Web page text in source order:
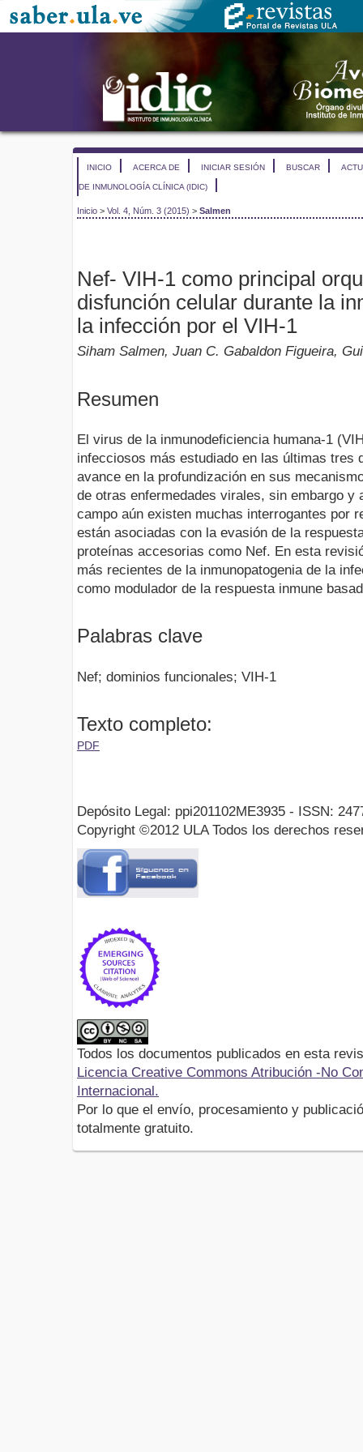
INICIO ACERCA DE INICIAR SESIÓN BUSCAR
DE INMUNOLOGÍA CLÍNICA (IDIC)
Inicio > Vol. 4, Núm. 3 (2015) > Salmen
Nef- VIH-1 como principal
disfunción celular durante la
la infección por el VIH-1
Siham Salmen, Juan C. Gabaldon Figueira,
Resumen
El virus de la inmunodeficiencia humana-1
infecciosos más estudiado en las últimas tres
avance en la profundización en sus
de otras enfermedades virales, sin embargo y
campo aún existen muchas interrogantes por
están asociadas con la evasión de la
proteínas accesorias como Nef. En esta
más recientes de la inmunopatogenia de la
como modulador de la respuesta inmune
Palabras clave
Nef; dominios funcionales; VIH-1
Texto completo:
PDF
Depósito Legal: ppi201102ME3935 - ISSN:
Copyright ©2012 ULA Todos los derechos
Todos los documentos publicados en esta
Licencia Creative Commons Atribución -No
Internacional.
Por lo que el envío, procesamiento y
totalmente gratuito.